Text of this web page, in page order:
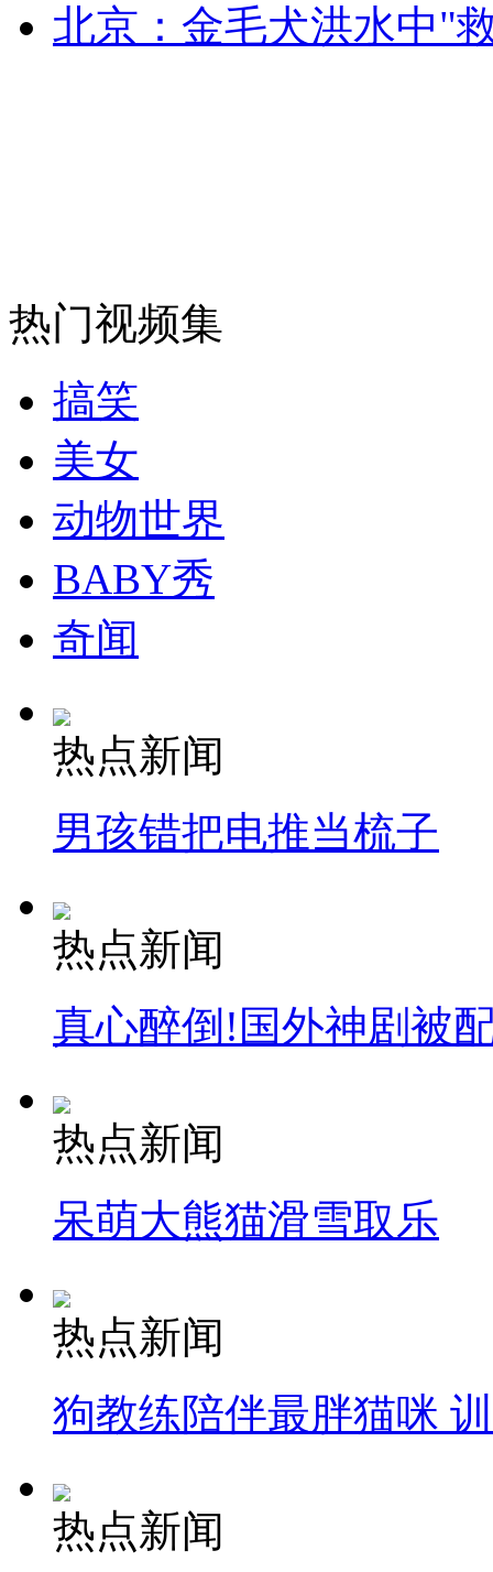
外交部：有关国家言论片面不公正
消防员救轻生者 花炮节热闹非凡
纽约上演“枕头大战”
司机酒驾遇交警 急速倒车逃窜
北京：金毛犬洪水中"
热门视频集
搞笑
美女
动物世界
BABY秀
奇闻
热点新闻
男孩错把电推当梳子
热点新闻
真心醉倒!国外神剧被
热点新闻
呆萌大熊猫滑雪取乐
热点新闻
狗教练陪伴最胖猫咪
热点新闻